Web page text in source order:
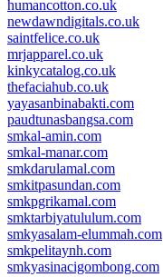
humancotton.co.uk
newdawndigitals.co.uk
saintfelice.co.uk
mrjapparel.co.uk
kinkycatalog.co.uk
thefaciahub.co.uk
yayasanbinabakti.com
paudtunasbangsa.com
smkal-amin.com
smkal-manar.com
smkdarulamal.com
smkitpasundan.com
smkpgrikamal.com
smktarbiyatululum.com
smkyasalam-elummah.com
smkpelitaynh.com
smkyasinacigombong.com